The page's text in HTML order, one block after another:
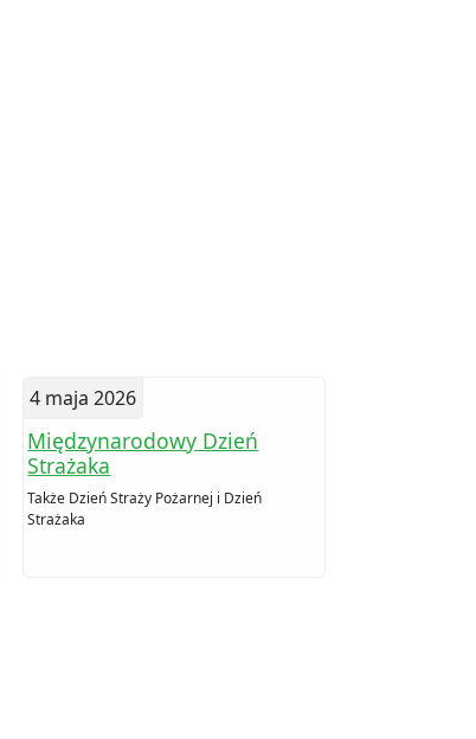
4 maja 2026
Międzynarodowy Dzień
Strażaka
Także Dzień Straży Pożarnej i Dzień
Strażaka